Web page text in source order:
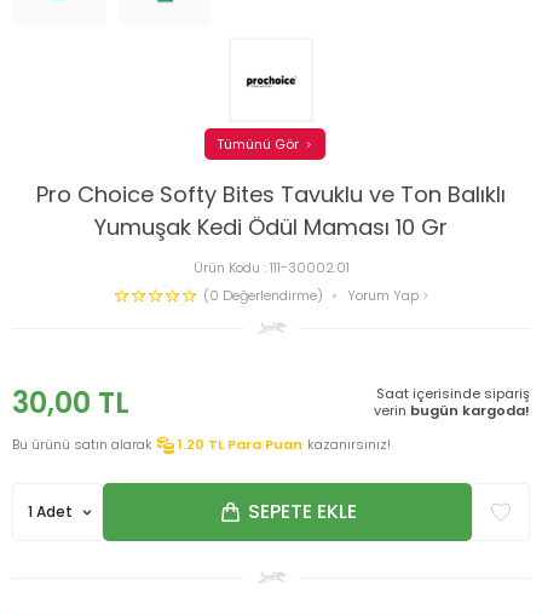
Pro Choice Softy Bites Tavuklu ve Ton Balıklı
Yumuşak Kedi Ödül Maması 10 Gr
Ürün Kodu :111-30002.01
(0 Değerlendirme)
Yorum Yap
Tümünü Gör
30,00 TL
Saat içerisinde sipariş
verin bugün kargoda!
Bu ürünü satın alarak
1.20 TL Para Puan kazanırsınız!
SEPETE EKLE